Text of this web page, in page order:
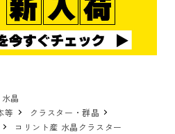
水晶
等
クラスター・群晶
コリント産 水晶クラスター